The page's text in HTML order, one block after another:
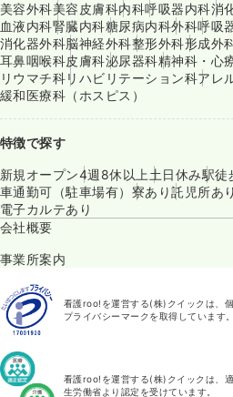
美容外科美容皮膚科内科呼吸器内科消
血液内科腎臓内科糖尿病内科外科呼吸
消化器外科脳神経外科整形外科形成外
耳鼻咽喉科皮膚科泌尿器科精神科・心
リウマチ科リハビリテーション科アレ
緩和医療科（ホスピス）
特徴で探す
新規オープン4週8休以上 土日休み駅徒
車通勤可（駐車場有） 寮あり託児所あり
電子カルテあり
会社概要
事業所案内
看護roo!を運営する(株)クイックは、
プライバシーマークを取得しています。
看護roo!を運営する(株)クイックは、
生労働省より認定を受けています。